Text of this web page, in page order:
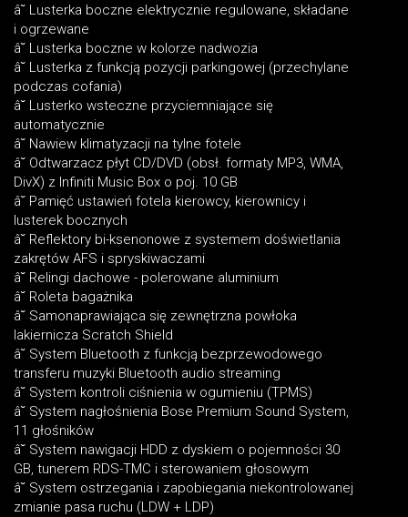
â˘ Lusterka boczne elektrycznie regulowane, składane
i ogrzewane
â˘ Lusterka boczne w kolorze nadwozia
â˘ Lusterka z funkcją pozycji parkingowej (przechylane
podczas cofania)
â˘ Lusterko wsteczne przyciemniające się
automatycznie
â˘ Nawiew klimatyzacji na tylne fotele
â˘ Odtwarzacz płyt CD/DVD (obsł. formaty MP3, WMA,
DivX) z Infiniti Music Box o poj. 10 GB
â˘ Pamięć ustawień fotela kierowcy, kierownicy i
lusterek bocznych
â˘ Reflektory bi-ksenonowe z systemem doświetlania
zakrętów AFS i spryskiwaczami
â˘ Relingi dachowe - polerowane aluminium
â˘ Roleta bagażnika
â˘ Samonaprawiająca się zewnętrzna powłoka
lakiernicza Scratch Shield
â˘ System Bluetooth z funkcją bezprzewodowego
transferu muzyki Bluetooth audio streaming
â˘ System kontroli ciśnienia w ogumieniu (TPMS)
â˘ System nagłośnienia Bose Premium Sound System,
11 głośników
â˘ System nawigacji HDD z dyskiem o pojemności 30
GB, tunerem RDS-TMC i sterowaniem głosowym
â˘ System ostrzegania i zapobiegania niekontrolowanej
zmianie pasa ruchu (LDW + LDP)